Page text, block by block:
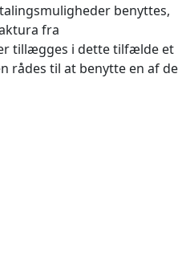
benyttes,
fra
tillægges i dette tilfælde et
rådes til at benytte en af de